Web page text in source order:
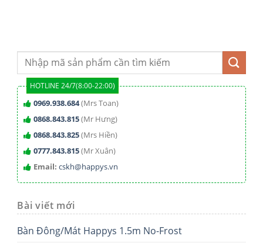
HOTLINE 24/7(8:00-22:00)
0969.938.684(Mrs Toan)
0868.843.815(Mr Hưng)
0868.843.825(Mrs Hiền)
0777.843.815(Mr Xuân)
Email: cskh@happys.vn
Bài viết mới
Bàn Đông/Mát Happys 1.5m No-Frost